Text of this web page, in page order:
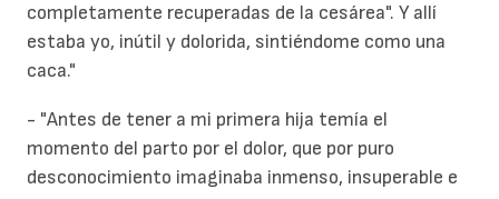
completamente recuperadas de la cesárea". Y allí
estaba yo, inútil y dolorida, sintiéndome como una
caca."
- "Antes de tener a mi primera hija temía el
momento del parto por el dolor, que por puro
desconocimiento imaginaba inmenso, insuperable e